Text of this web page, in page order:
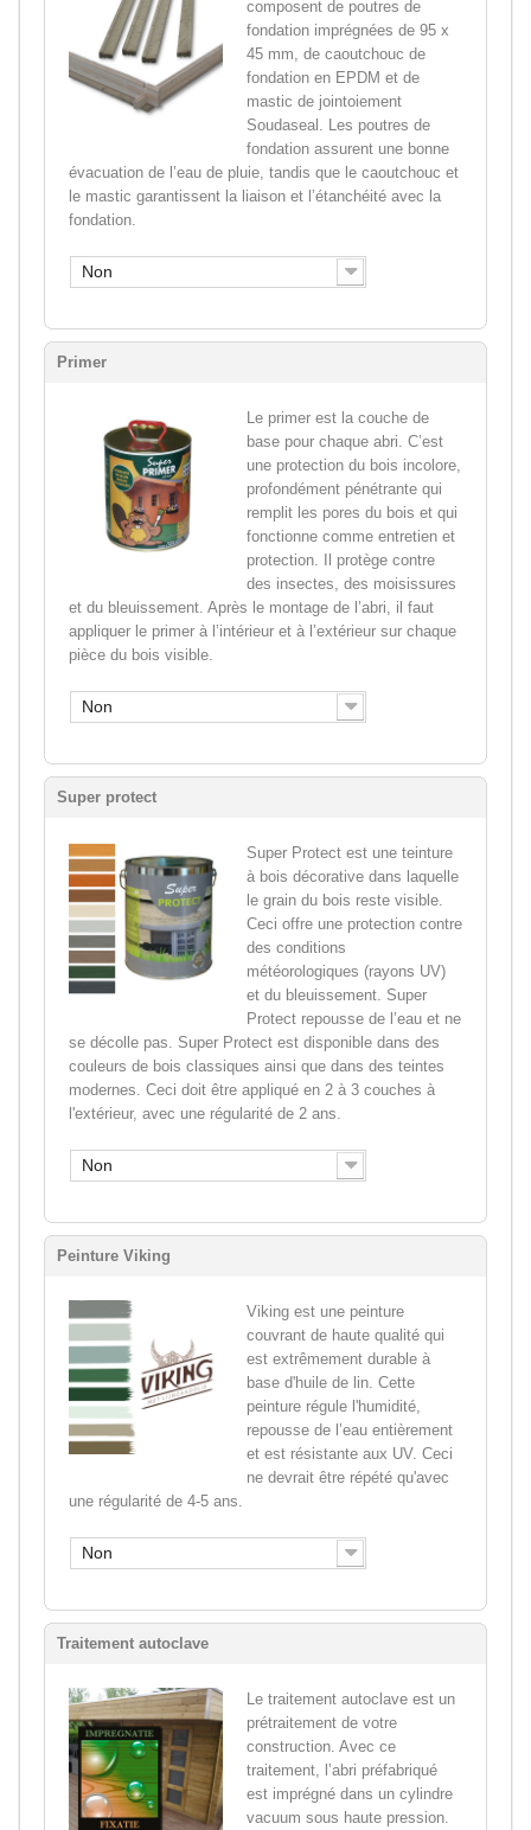
composent de poutres de
fondation imprégnées de 95 x
45 mm, de caoutchouc de
fondation en EPDM et de
mastic de jointoiement
Soudaseal. Les poutres de
fondation assurent une bonne
évacuation de l’eau de pluie, tandis que le caoutchouc et
le mastic garantissent la liaison et l’étanchéité avec la
fondation.
Non
Primer
Le primer est la couche de
base pour chaque abri. C’est
une protection du bois incolore,
profondément pénétrante qui
remplit les pores du bois et qui
fonctionne comme entretien et
protection. Il protège contre
des insectes, des moisissures
et du bleuissement. Après le montage de l’abri, il faut
appliquer le primer à l’intérieur et à l’extérieur sur chaque
pièce du bois visible.
Non
Super protect
Super Protect est une teinture
à bois décorative dans laquelle
le grain du bois reste visible.
Ceci offre une protection contre
des conditions
météorologiques (rayons UV)
et du bleuissement. Super
Protect repousse de l’eau et ne
se décolle pas. Super Protect est disponible dans des
couleurs de bois classiques ainsi que dans des teintes
modernes. Ceci doit être appliqué en 2 à 3 couches à
l'extérieur, avec une régularité de 2 ans.
Non
Peinture Viking
Viking est une peinture
couvrant de haute qualité qui
est extrêmement durable à
base d'huile de lin. Cette
peinture régule l'humidité,
repousse de l’eau entièrement
et est résistante aux UV. Ceci
ne devrait être répété qu'avec
une régularité de 4-5 ans.
Non
Traitement autoclave
Le traitement autoclave est un
prétraitement de votre
construction. Avec ce
traitement, l’abri préfabriqué
est imprégné dans un cylindre
vacuum sous haute pression.